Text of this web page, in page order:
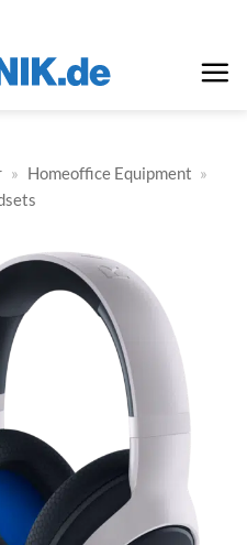
» Homeoffice Equipment »